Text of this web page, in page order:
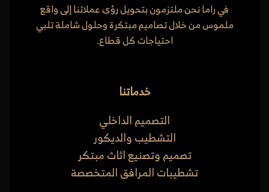
في راما نحن ملتزمون بتحويل رؤى عملائنا إلى واقع
ملموس من خلال تصاميم مبتكرة وحلول شاملة تلبي
احتياجات كل قطاع.
خدماتنا
التصميم الداخلي
التشطيب والديكور
تصميم وتصنيع اثاث مبتكر
تشطيبات المرافق المتخصصة